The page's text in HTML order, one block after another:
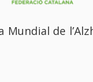
Mundial de